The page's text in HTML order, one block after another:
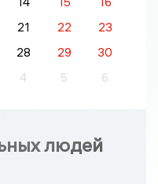
21 22
23
28 29
30
4 5 6
людей